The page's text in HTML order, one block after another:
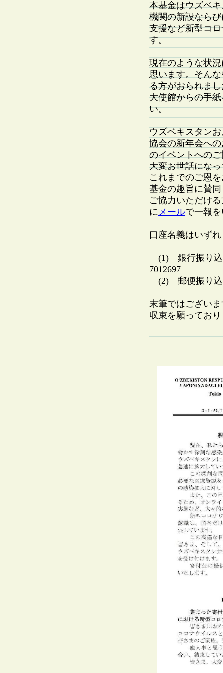
本基金はウズベ
機関の新設なら
支援など新型コ
す。
現在のような状
思います。そん
る方がおられま
大使館からの手
い。
ウズベキスタン
協会の新年会へ
のイベントへの
大変お世話にな
これまでのご恩
基金の趣旨に賛
ご協力いただけ
にメールで一報
口座名義はいず
(1) 銀行振り込
7012697
(2) 郵便振り込
末筆ではござい
収束を願ってお